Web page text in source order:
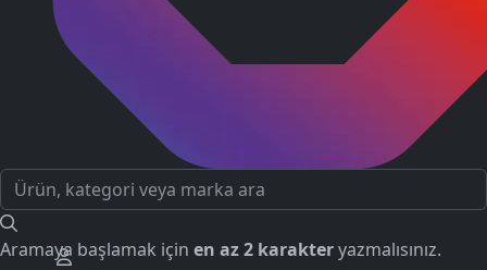
Aramaya başlamak için en az 2 karakteryazmalısınız.